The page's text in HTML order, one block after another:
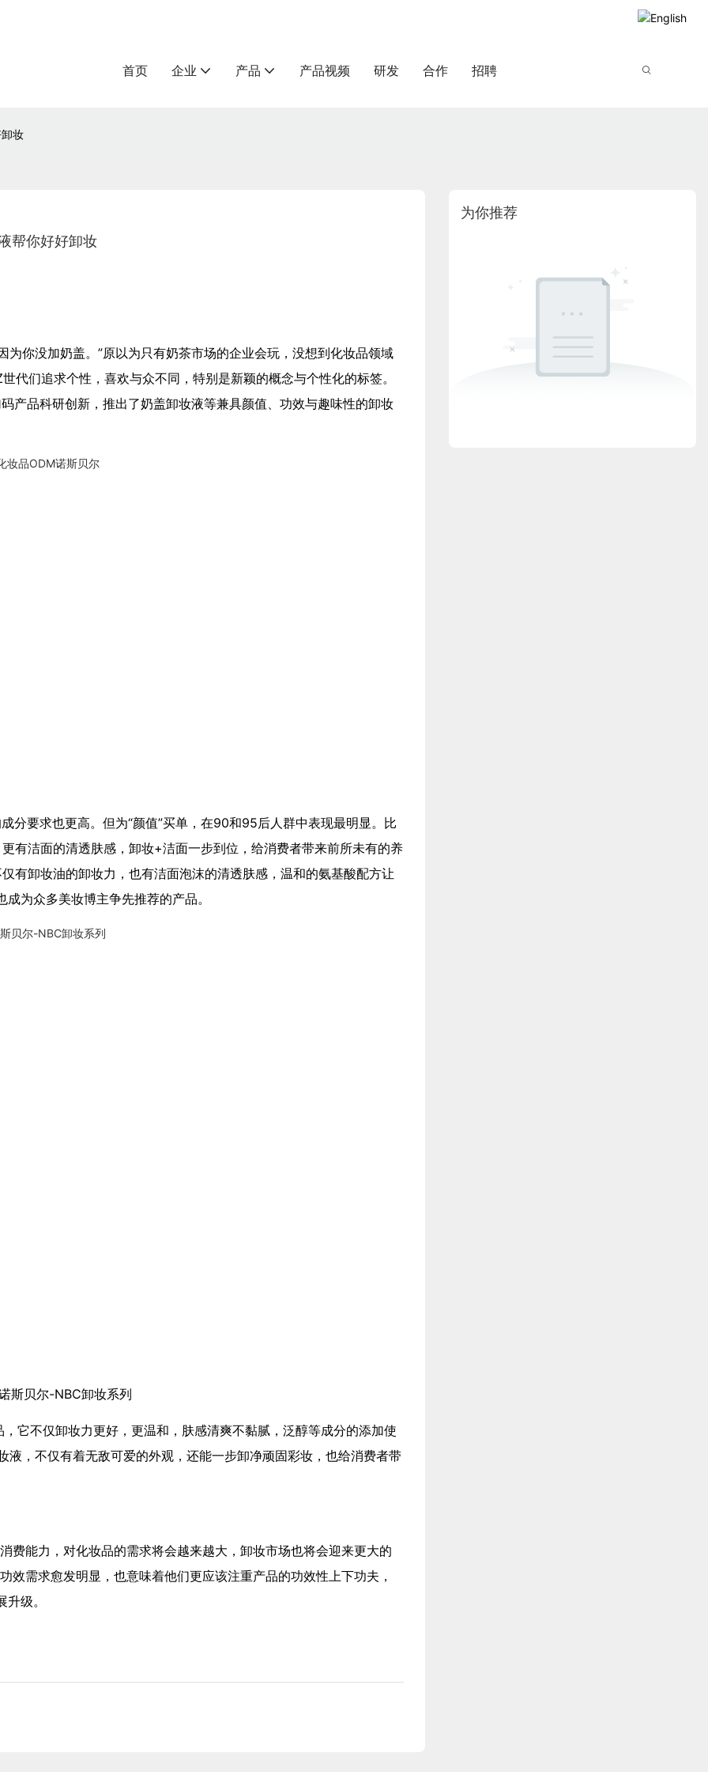
首页 企业 产品 产品视频 研发 合作 招聘
妆
帮你好好卸妆
你没加奶盖。”原以为只有奶茶市场的企业会玩，没想到化妆品领域
代们追求个性，喜欢与众不同，特别是新颖的概念与个性化的标签。
产品科研创新，推出了奶盖卸妆液等兼具颜值、功效与趣味性的卸妆
分要求也更高。但为“颜值”买单，在90和95后人群中表现最明显。比
有洁面的清透肤感，卸妆+洁面一步到位，给消费者带来前所未有的养
有卸妆油的卸妆力，也有洁面泡沫的清透肤感，温和的氨基酸配方让
为众多美妆博主争先推荐的产品。
斯贝尔-NBC卸妆系列
它不仅卸妆力更好，更温和，肤感清爽不黏腻，泛醇等成分的添加使
液，不仅有着无敌可爱的外观，还能一步卸净顽固彩妆，也给消费者带
费能力，对化妆品的需求将会越来越大，卸妆市场也将会迎来更大的
需求愈发明显，也意味着他们更应该注重产品的功效性上下功夫，
级。
为你推荐